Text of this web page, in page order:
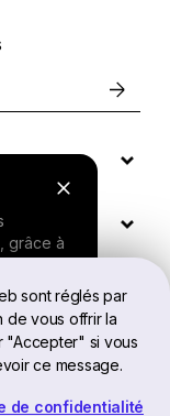
sont réglés par
de vous offrir la
"Accepter" si vous
ce message.
de confidentialité
grâce à
une
FR